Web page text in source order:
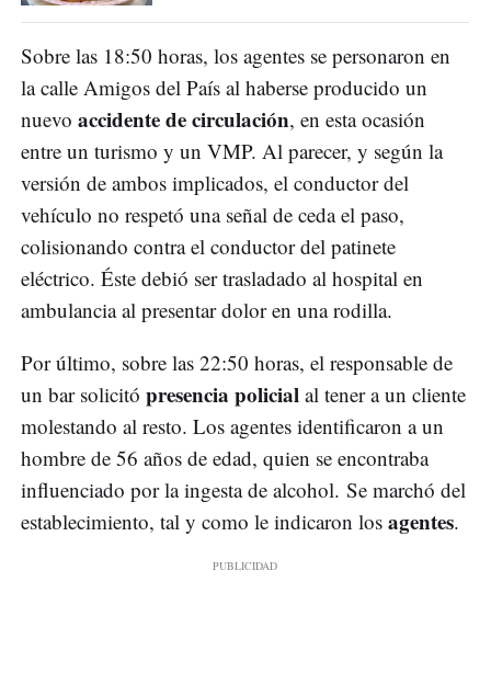
Sobre las 18:50 horas, los agentes se personaron en
la calle Amigos del País al haberse producido un
nuevo accidente de circulación, en esta ocasión
entre un turismo y un VMP. Al parecer, y según la
versión de ambos implicados, el conductor del
vehículo no respetó una señal de ceda el paso,
colisionando contra el conductor del patinete
eléctrico. Éste debió ser trasladado al hospital en
ambulancia al presentar dolor en una rodilla.
Por último, sobre las 22:50 horas, el responsable de
un bar solicitó presencia policial al tener a un cliente
molestando al resto. Los agentes identificaron a un
hombre de 56 años de edad, quien se encontraba
influenciado por la ingesta de alcohol. Se marchó del
establecimiento, tal y como le indicaron los agentes.